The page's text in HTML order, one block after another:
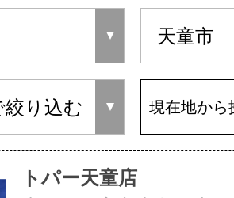
現在地から
トパー天童店